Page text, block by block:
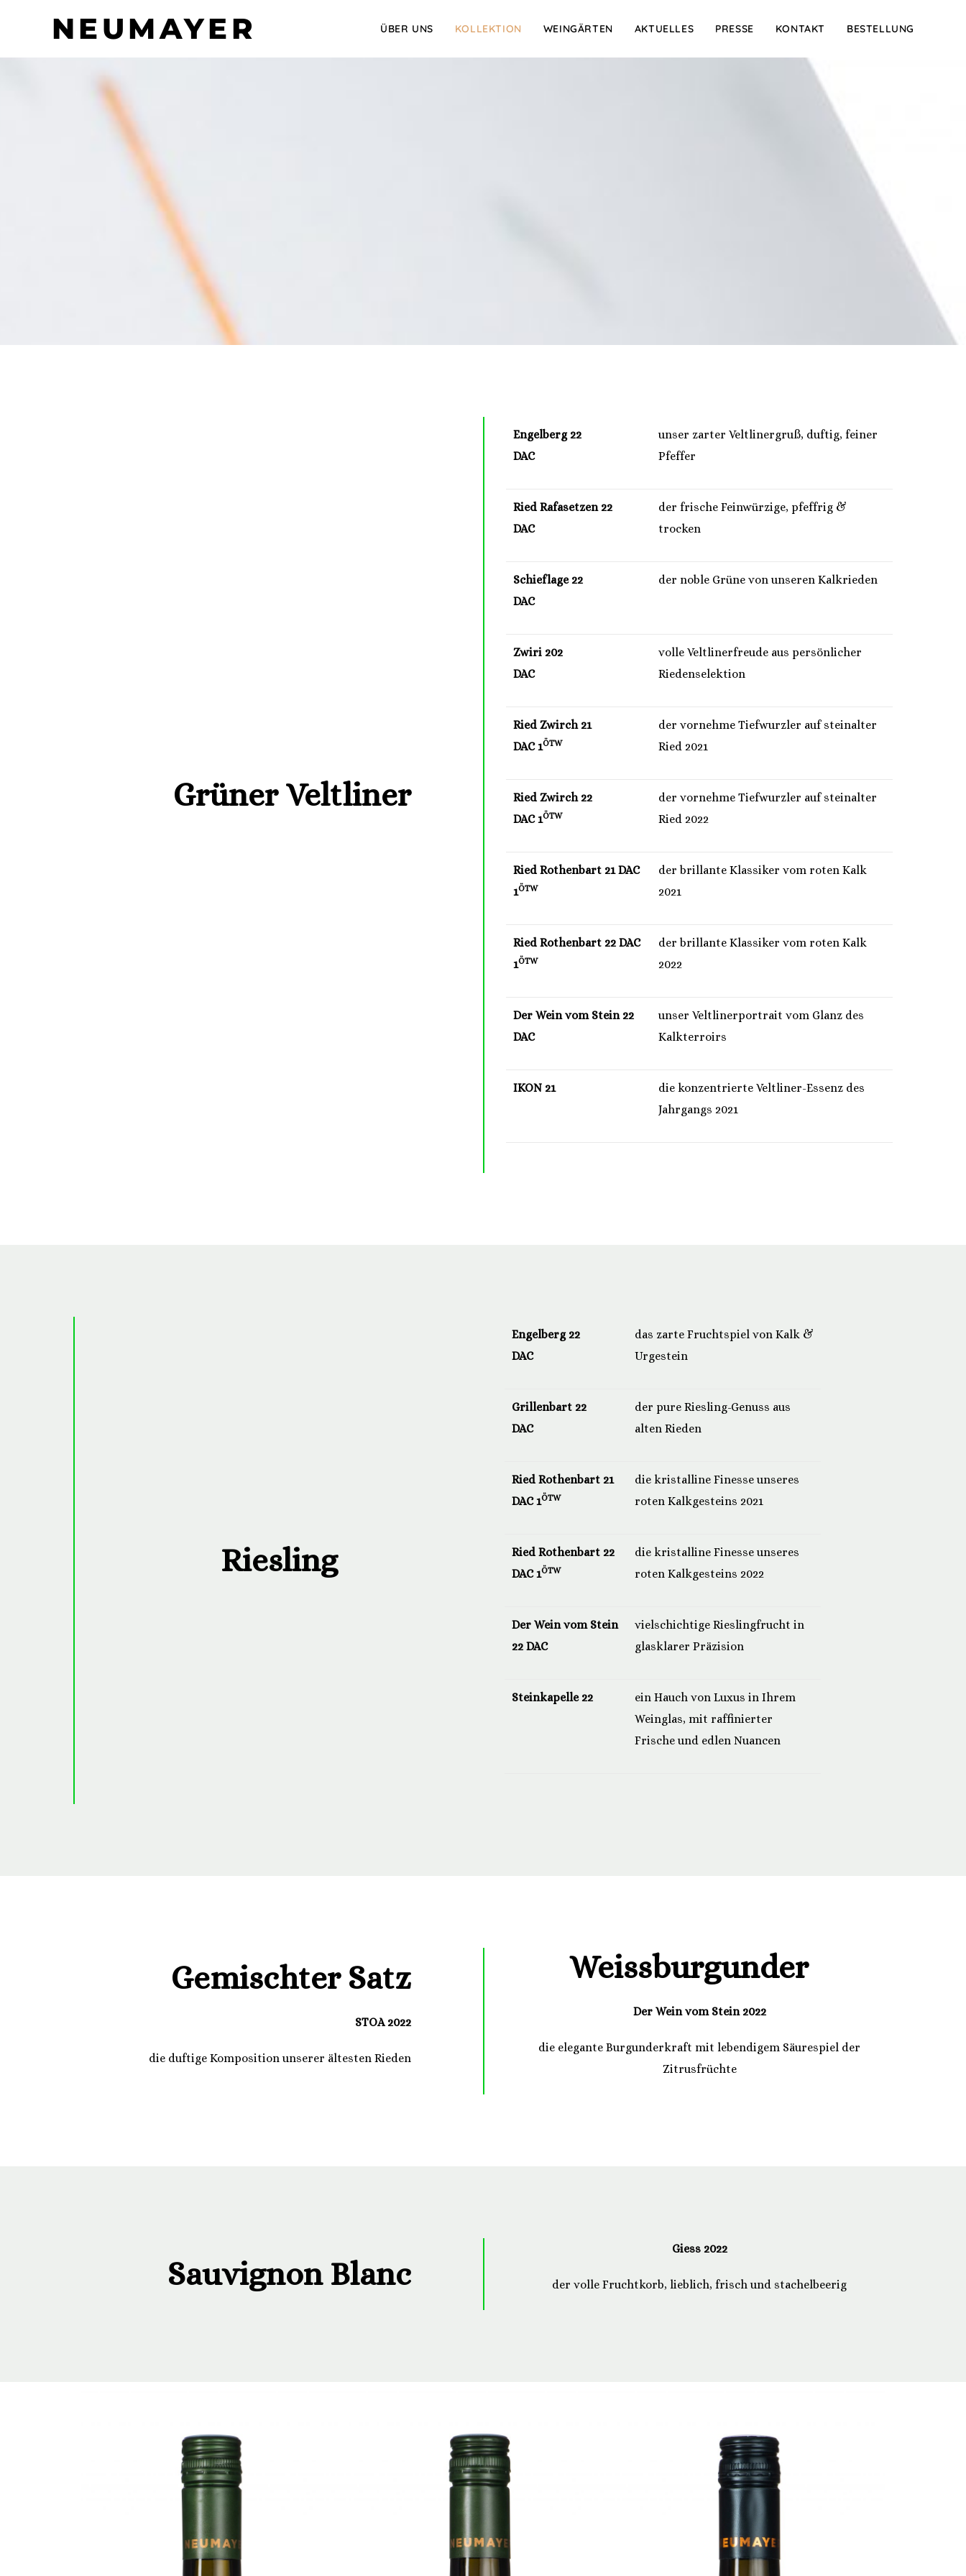
NEUMAYER ÜBER UNS KOLLEKTION WEINGÄRTEN AKTUELLES PRESSE KONTAKT BESTELLUNG
Grüner Veltliner
Engelberg 22
DAC
unser zarter Veltlinergruß, duftig, feiner
Pfeffer
Ried Rafasetzen 22
DAC
der frische Feinwürzige, pfeffrig &
trocken
Schieflage 22
DAC
der noble Grüne von unseren Kalkrieden
Zwiri 202
DAC
volle Veltlinerfreude aus persönlicher
Riedenselektion
Ried Zwirch 21
DAC 1ÖTW
der vornehme Tiefwurzler auf steinalter
Ried 2021
Ried Zwirch 22
DAC 1ÖTW
der vornehme Tiefwurzler auf steinalter
Ried 2022
Ried Rothenbart 21 DAC
1ÖTW
der brillante Klassiker vom roten Kalk
2021
Ried Rothenbart 22 DAC
1ÖTW
der brillante Klassiker vom roten Kalk
2022
Der Wein vom Stein 22
DAC
unser Veltlinerportrait vom Glanz des
Kalkterroirs
IKON 21
die konzentrierte Veltliner-Essenz des
Jahrgangs 2021
Riesling
Engelberg 22
DAC
das zarte Fruchtspiel von Kalk &
Urgestein
Grillenbart 22
DAC
der pure Riesling-Genuss aus
alten Rieden
Ried Rothenbart 21
DAC 1ÖTW
die kristalline Finesse unseres
roten Kalkgesteins 2021
Ried Rothenbart 22
DAC 1ÖTW
die kristalline Finesse unseres
roten Kalkgesteins 2022
Der Wein vom Stein
22 DAC
vielschichtige Rieslingfrucht in
glasklarer Präzision
Steinkapelle 22
ein Hauch von Luxus in Ihrem
Weinglas, mit raffinierter
Frische und edlen Nuancen
Gemischter Satz
STOA 2022
die duftige Komposition unserer ältesten Rieden
Weissburgunder
Der Wein vom Stein 2022
die elegante Burgunderkraft mit lebendigem Säurespiel der
Zitrusfrüchte
Sauvignon Blanc
Giess 2022
der volle Fruchtkorb, lieblich, frisch und stachelbeerig